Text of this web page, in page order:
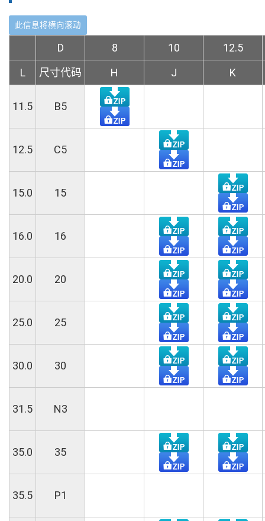
D 8 10
12.5
L
尺寸代码 H J K
11.5 B5
12.5 C5
15.0 15
16.0 16
20.0 20
25.0 25
30.0 30
31.5 N3
35.0 35
35.5 P1